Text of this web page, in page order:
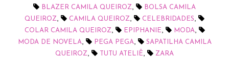
BLAZER CAMILA QUEIROZ,
BOLSA CAMILA
QUEIROZ, CAMILA QUEIROZ, CELEBRIDADES,
COLAR CAMILA QUEIROZ, EPIPHANIE, MODA,
MODA DE NOVELA, PEGA PEGA,
SAPATILHA CAMILA
QUEIROZ, TUTU ATELIÊ, ZARA